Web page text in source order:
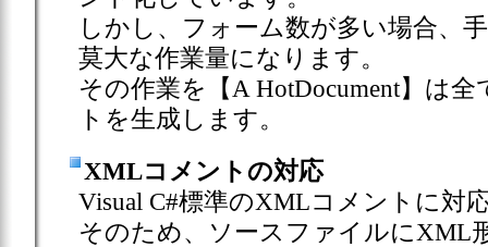
しかし、フォーム数が多い場合、
莫大な作業量になります。
その作業を【A HotDocument】は
トを生成します。
XMLコメントの対応
Visual C#標準のXMLコメントに対
そのため、ソースファイルにXML